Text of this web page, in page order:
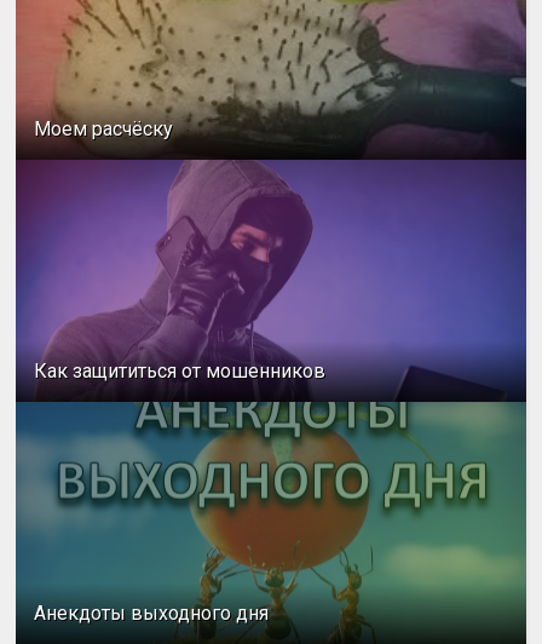
Моем расчёску
Как защититься от мошенников
Анекдоты выходного дня